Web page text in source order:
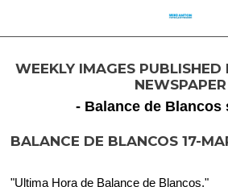
WEEKLY IMAGES
NEWSPAPER
- Balance de Blancos
BALANCE DE BLANCOS 17-
"Ultima Hora de Balance de Blancos."